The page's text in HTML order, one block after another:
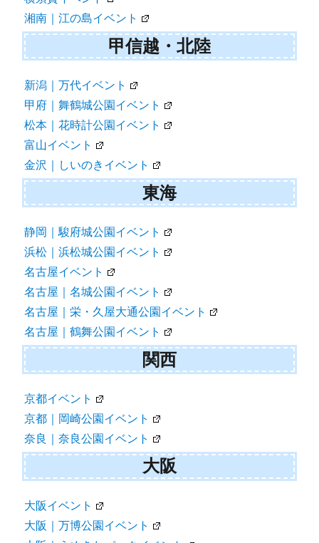
湘南｜江の島イベント
甲信越・北陸
新潟｜万代イベント
甲府｜舞鶴城公園イベント
松本｜花時計公園イベント
富山イベント
金沢｜しいのきイベント
東海
静岡｜駿府城公園イベント
浜松｜浜松城公園イベント
名古屋イベント
名古屋｜名城公園イベント
名古屋｜栄・久屋大通公園イベント
名古屋｜鶴舞公園イベント
関西
京都イベント
京都｜岡崎公園イベント
奈良｜奈良公園イベント
大阪
大阪イベント
大阪｜万博公園イベント